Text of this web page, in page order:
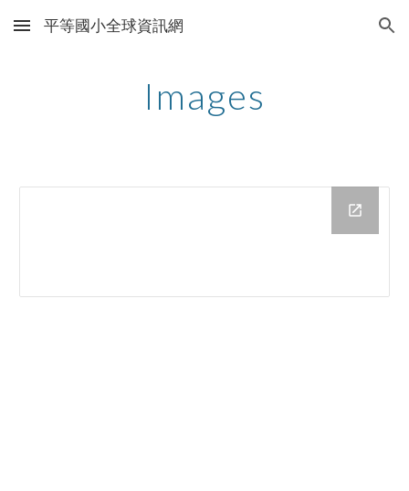
Skip to main content Skip to navigation
平等國小全球資訊網
Images